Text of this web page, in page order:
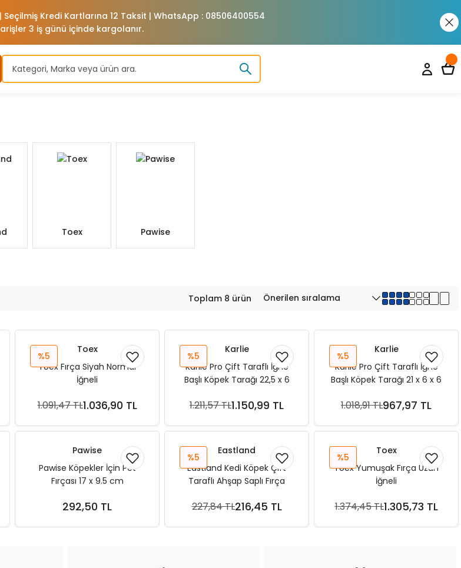
Seçilmiş Kredi Kartlarına 12 Taksit | WhatsApp : 08506400554
3 iş günü içinde kargolanır.
Toex Pawise
Toplam 8 ürün
%5
Toex
Toex Fırça Siyah Normal
İğneli
1.091,47 TL1.036,90 TL
Sepete Ekle
%5
Karlie
Karlie Pro Çift Taraflı İğne
Başlı Köpek Tarağı 22,5 x 6
1.211,57 TL1.150,99 TL
Sepete Ekle
%5
Karlie
Karlie Pro Çift Taraflı İğne
Başlı Köpek Tarağı 21 x 6 x 6
1.018,91 TL967,97 TL
Sepete Ekle
Pawise
Pawise Köpekler İçin Pet
Fırçası 17 x 9.5 cm
292,50 TL
Sepete Ekle
%5
Eastland
Eastland Kedi Köpek Çift
Taraflı Ahşap Saplı Fırça
227,84 TL216,45 TL
Sepete Ekle
%5
Toex
Toex Yumuşak Fırça Uzun
İğneli
1.374,45 TL1.305,73 TL
Sepete Ekle